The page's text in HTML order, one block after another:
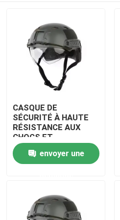
Produits
CASQUE DE
SÉCURITÉ À HAUTE
RÉSISTANCE AUX
CHOCS ET
PROTECTION
BALISTIQUE pour la
protection contre les
envoyer une